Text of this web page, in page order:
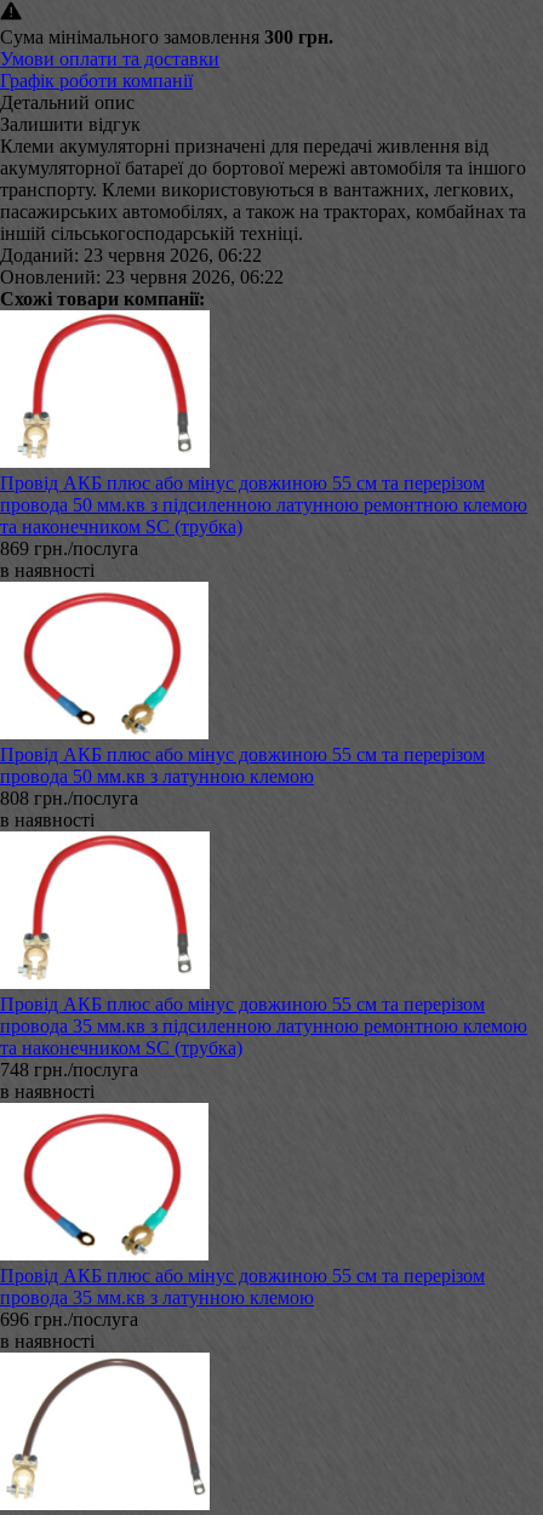
Сума мінімального замовлення 300 грн.
Умови оплати та доставки
Графік роботи компанії
Детальний опис
Залишити відгук
Клеми акумуляторні призначені для передачі живлення від
акумуляторної батареї до бортової мережі автомобіля та іншого
транспорту. Клеми використовуються в вантажних, легкових,
пасажирських автомобілях, а також на тракторах, комбайнах та
іншій сільськогосподарській техніці.
Доданий: 23 червня 2026, 06:22
Оновлений: 23 червня 2026, 06:22
Схожі товари компанії:
Провід АКБ плюс або мінус довжиною 55 см та перерізом
провода 50 мм.кв з підсиленною латунною ремонтною клемою
та наконечником SC (трубка)
869 грн./послуга
в наявності
Провід АКБ плюс або мінус довжиною 55 см та перерізом
провода 50 мм.кв з латунною клемою
808 грн./послуга
в наявності
Провід АКБ плюс або мінус довжиною 55 см та перерізом
провода 35 мм.кв з підсиленною латунною ремонтною клемою
та наконечником SC (трубка)
748 грн./послуга
в наявності
Провід АКБ плюс або мінус довжиною 55 см та перерізом
провода 35 мм.кв з латунною клемою
696 грн./послуга
в наявності